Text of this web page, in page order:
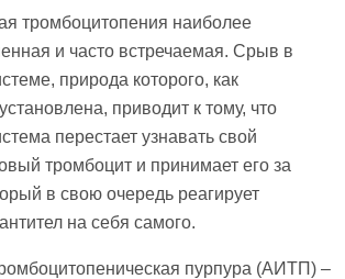
тромбоцитопения наиболее
и часто встречаемая. Срыв в
природа которого, как
приводит к тому, что
перестает узнавать свой
тромбоцит и принимает его за
в свою очередь реагирует
на себя самого.
пурпура (АИТП) –